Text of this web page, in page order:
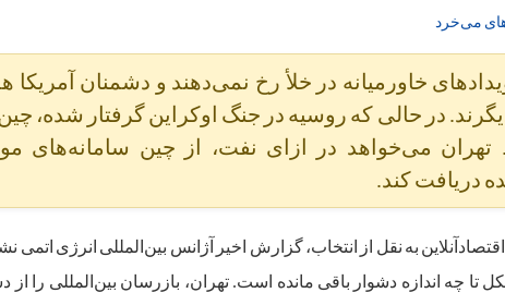
می‌خرد
خاورمیانه در خلأ رخ نمی‌دهند و دشمنان آمریکا
در حالی که روسیه در جنگ اوکراین گرفتار شده،
می‌خواهد در ازای نفت، از چین سامانه‌های
دریافت کند.
به نقل از انتخاب، گزارش اخیر آژانس بین‌المللی انرژی اتمی
تا چه اندازه دشوار باقی مانده است. تهران، بازرسان بین‌المللی را